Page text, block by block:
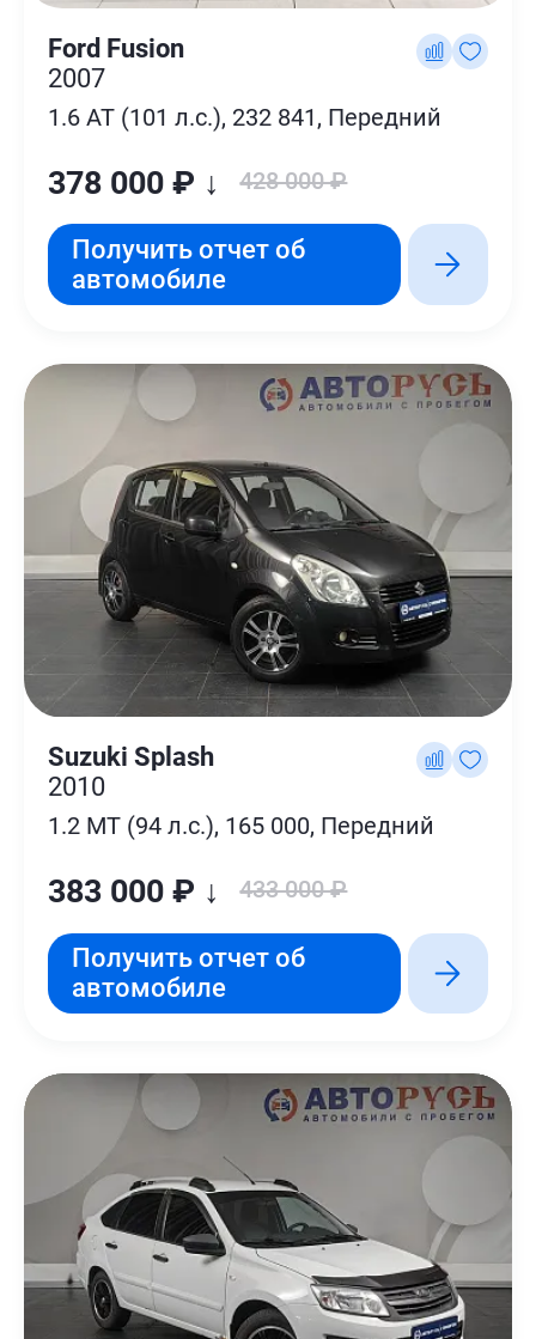
Ford Fusion
2007
1.6 AT (101 л.с.), 232 841, Передний
378 000 ₽ ↓ 428 000 ₽
Получить отчет об
автомобиле
Suzuki Splash
2010
1.2 MT (94 л.с.), 165 000, Передний
383 000 ₽ ↓ 433 000 ₽
Получить отчет об
автомобиле